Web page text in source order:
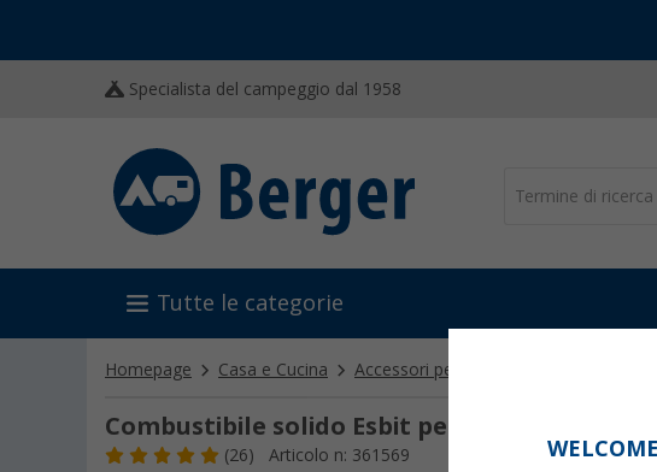
Specialista del campeggio dal 1958
Tutte le categorie
Homepage Casa e Cucina Accessori per barbecue e fornelli
Combustibile solido Esbit per fornello
(26) Articolo n: 361569